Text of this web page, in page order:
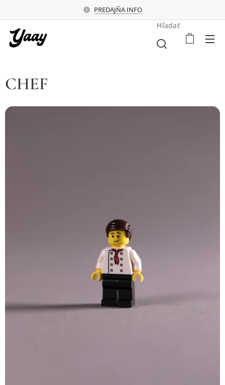
PREDAJŇA INFO
Hľadať
CHEF